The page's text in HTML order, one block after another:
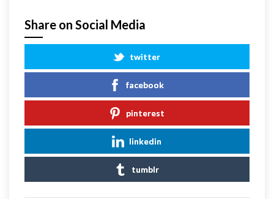
Share on Social Media
twitter
facebook
pinterest
linkedin
tumblr